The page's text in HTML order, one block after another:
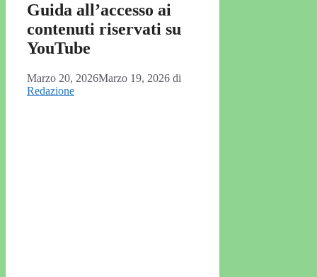
Guida all’accesso ai
contenuti riservati su
YouTube
Marzo 20, 2026Marzo 19, 2026 di
Redazione